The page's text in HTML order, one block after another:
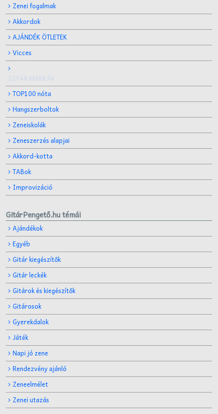
Zenei fogalmak
Akkordok
AJÁNDÉK ÖTLETEK
Vicces
GITÁR MÁRKÁK
TOP100 nóta
Hangszerboltok
Zeneiskolák
Zeneszerzés alapjai
Akkord-kotta
TABok
Improvizáció
GitárPengető.hu témái
Ajándékok
Egyéb
Gitár kiegészítők
Gitár leckék
Gitárok és kiegészítők
Gitárosok
Gyerekdalok
Játék
Napi jó zene
Rendezvény ajánló
Zeneelmélet
Zenei utazás